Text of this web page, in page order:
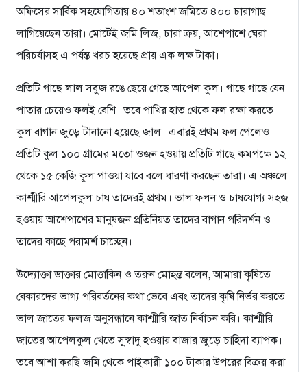
অফিসের সার্বিক সহযোগিতায় ৪০ শতাংশ জমিতে ৪০০ চারাগাছ
লাগিয়েছেন তারা। মোটেই জমি লিজ, চারা ক্রয়, আশেপাশে ঘেরা
পরিচর্যাসহ এ পর্যন্ত খরচ হয়েছে প্রায় এক লক্ষ টাকা।
প্রতিটি গাছে লাল সবুজ রঙে ছেয়ে গেছে আপেল কুল। গাছে গাছে যেন
পাতার চেয়েও ফলই বেশি। তবে পাখির হাত থেকে ফল রক্ষা করতে
কুল বাগান জুড়ে টানানো হয়েছে জাল। এবারই প্রথম ফল পেলেও
প্রতিটি কুল ১০০ গ্রামের মতো ওজন হওয়ায় প্রতিটি গাছে কমপক্ষে ১২
থেকে ১৫ কেজি কুল পাওয়া যাবে বলে ধারণা করছেন তারা। এ অঞ্চলে
কাশ্মীরি আপেলকুল চাষ তাদেরই প্রথম। ভাল ফলন ও চাষযোগ্য সহজ
হওয়ায় আশেপাশের মানুষজন প্রতিনিয়ত তাদের বাগান পরিদর্শন ও
তাদের কাছে পরামর্শ চাচ্ছেন।
উদ্যোক্তা ডাক্তার মোত্তাকিন ও তরুন মোহন্ত বলেন, আমারা কৃষিতে
বেকারদের ভাগ্য পরিবর্তনের কথা ভেবে এবং তাদের কৃষি নির্ভর করতে
ভাল জাতের ফলজ অনুসন্ধানে কাশ্মীরি জাত নির্বাচন করি। কাশ্মীরি
জাতের আপেলকুল খেতে সুস্বাদু হওয়ায় বাজার জুড়ে চাহিদা ব্যাপক।
তবে আশা করছি জমি থেকে পাইকারী ১০০ টাকার উপরের বিক্রয় করা